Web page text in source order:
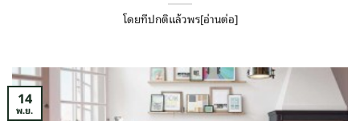
โดยทีปกติแล้วพร[อ่านต่อ]
14
พ.ย.